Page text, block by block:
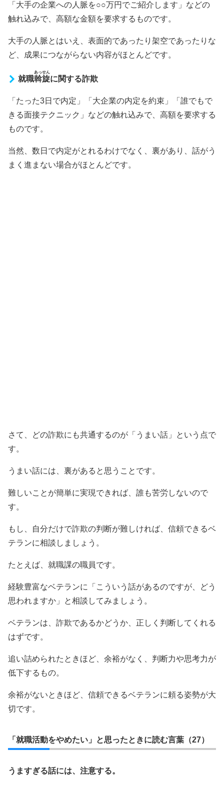
「大手の企業への人脈を○○万円でご紹介します」などの
触れ込みで、高額な金額を要求するものです。
大手の人脈とはいえ、表面的であったり架空であったりな
ど、成果につながらない内容がほとんどです。
就職斡旋
あっせん
に関する詐欺
「たった3日で内定」「大企業の内定を約束」「誰でもで
きる面接テクニック」などの触れ込みで、高額を要求する
ものです。
当然、数日で内定がとれるわけでなく、裏があり、話がう
まく進まない場合がほとんどです。
さて、どの詐欺にも共通するのが「うまい話」という点で
す。
うまい話には、裏があると思うことです。
難しいことが簡単に実現できれば、誰も苦労しないので
す。
もし、自分だけで詐欺の判断が難しければ、信頼できるベ
テランに相談しましょう。
たとえば、就職課の職員です。
経験豊富なベテランに「こういう話があるのですが、どう
思われますか」と相談してみましょう。
ベテランは、詐欺であるかどうか、正しく判断してくれる
はずです。
追い詰められたときほど、余裕がなく、判断力や思考力が
低下するもの。
余裕がないときほど、信頼できるベテランに頼る姿勢が大
切です。
「就職活動をやめたい」と思ったときに読む言葉（27）
うますぎる話には、注意する。